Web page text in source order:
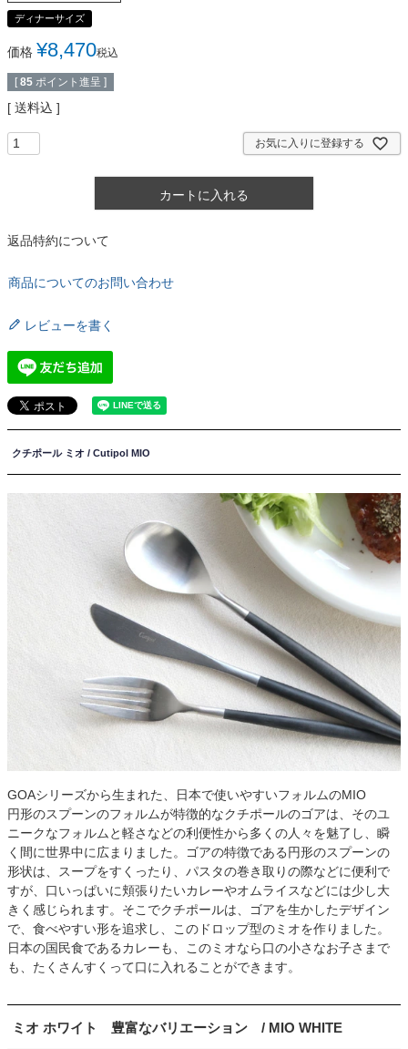
ディナーサイズ
価格 ¥8,470税込
[ 85 ポイント進呈 ]
送料込
お気に入りに登録する
カートに入れる
返品特約について
商品についてのお問い合わせ
レビューを書く
クチポール ミオ / Cutipol MIO
GOAシリーズから生まれた、日本で使いやすいフォルムのMIO
円形のスプーンのフォルムが特徴的なクチポールのゴアは、そのユ
ニークなフォルムと軽さなどの利便性から多くの人々を魅了し、瞬
く間に世界中に広まりました。ゴアの特徴である円形のスプーンの
形状は、スープをすくったり、パスタの巻き取りの際などに便利で
すが、口いっぱいに頬張りたいカレーやオムライスなどには少し大
きく感じられます。そこでクチポールは、ゴアを生かしたデザイン
で、食べやすい形を追求し、このドロップ型のミオを作りました。
日本の国民食であるカレーも、このミオなら口の小さなお子さまで
も、たくさんすくって口に入れることができます。
ミオ ホワイト 豊富なバリエーション / MIO WHITE